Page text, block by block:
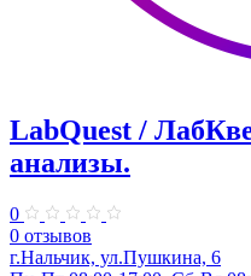
LabQuest /
анализы.
0
0 отзывов
г.Нальчик, ул.Пушкина, 6